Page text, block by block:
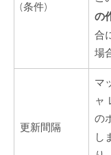
(条件)
の
合
場
更新間隔
マ
ャ
の
し